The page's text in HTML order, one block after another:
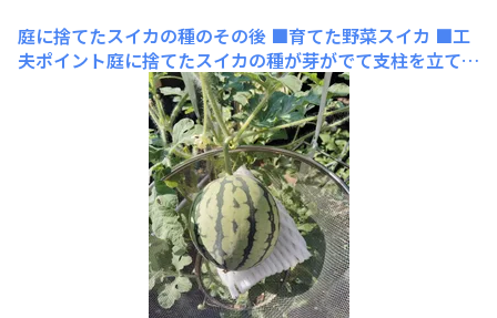
庭に捨てたスイカの種のその後 ■育てた野菜スイカ ■工
夫ポイント庭に捨てたスイカの種が芽がでて支柱を立てま
したスイカがなってきたのでザルで受けました🍉🍉🍉だん
だん大きくなってきました楽しみです